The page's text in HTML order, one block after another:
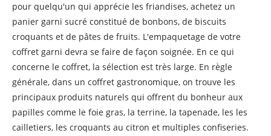
pour quelqu'un qui apprécie les friandises, achetez un
panier garni sucré constitué de bonbons, de biscuits
croquants et de pâtes de fruits. L'empaquetage de votre
coffret garni devra se faire de façon soignée. En ce qui
concerne le coffret, la sélection est très large. En règle
générale, dans un coffret gastronomique, on trouve les
principaux produits naturels qui offrent du bonheur aux
papilles comme le foie gras, la terrine, la tapenade, les les
cailletiers, les croquants au citron et multiples confiseries.